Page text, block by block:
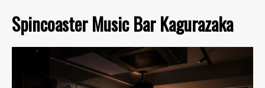
Spincoaster Music Bar Kagurazaka